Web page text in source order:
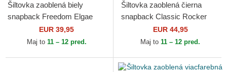
Šiltovka zaoblená biely
snapback Freedom Elgae
Flip Side 2 The Farm Goorin
EUR 39,95
Maj to 11 – 12 pred.
Šiltovka zaoblená čierna
snapback Classic Rocker
Freedom The Farm Goorin
EUR 44,95
Maj to 11 – 12 pred.